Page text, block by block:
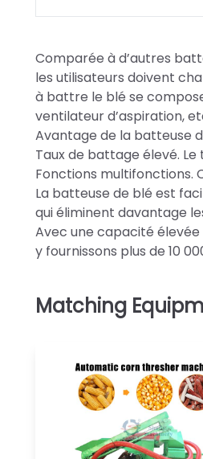
Comparée à d’autres
les utilisateurs doivent
à battre le blé se
ventilateur d’aspiration,
Avantage de la batteuse
Taux de battage élevé.
Fonctions multifonctions.
La batteuse de blé est
qui éliminent davantage
Avec une capacité
y fournissons plus de 10